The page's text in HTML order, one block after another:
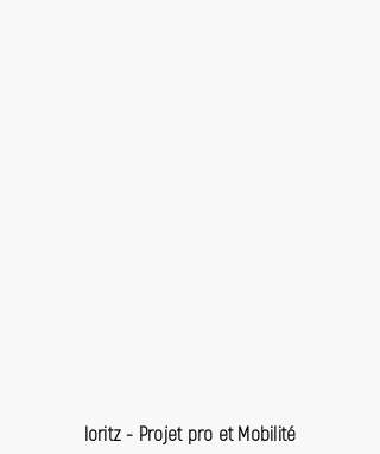
Ioritz - Projet pro et Mobilité